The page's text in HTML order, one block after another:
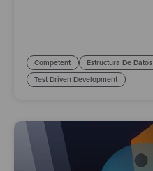
Competent Estructura De Datos
Test Driven Development